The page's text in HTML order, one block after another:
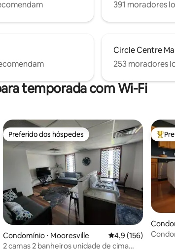
391 moradores
Circle Centre
253 moradores
temporada com Wi-Fi
média de 5, 118 avaliações
Preferido dos hóspedes
Preferido dos hóspedes
Condomínio ⋅ Mooresville 4,9 de uma
4,9 (156)
2 camas 2 banheiros unidade de cima